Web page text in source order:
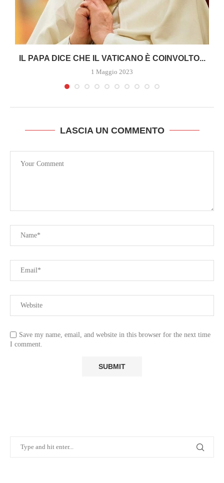
IL PAPA DICE CHE IL VATICANO È COINVOLTO...
1 Maggio 2023
LASCIA UN COMMENTO
Save my name, email, and website in this browser for the next time
I comment.